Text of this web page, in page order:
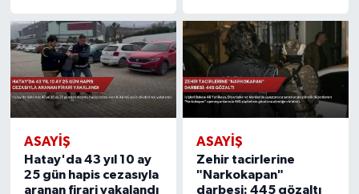
ASAYIŞ
Hatay'da 43 yıl 10 ay
25 gün hapis cezasıyla
aranan firari yakalandı
ASAYIŞ
Zehir tacirlerine
"Narkokapan"
darbesi: 445 gözaltı